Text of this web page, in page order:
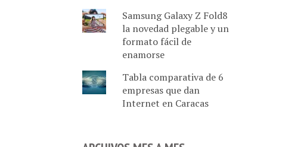
Samsung Galaxy Z Fold8
la novedad plegable y un
formato fácil de
enamorse
Tabla comparativa de 6
empresas que dan
Internet en Caracas